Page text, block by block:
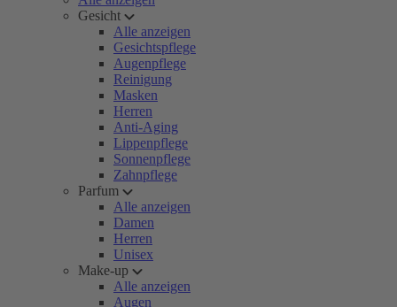
Gesicht
Alle anzeigen
Gesichtspflege
Augenpflege
Reinigung
Masken
Herren
Anti-Aging
Lippenpflege
Sonnenpflege
Zahnpflege
Parfum
Alle anzeigen
Damen
Herren
Unisex
Make-up
Alle anzeigen
Augen